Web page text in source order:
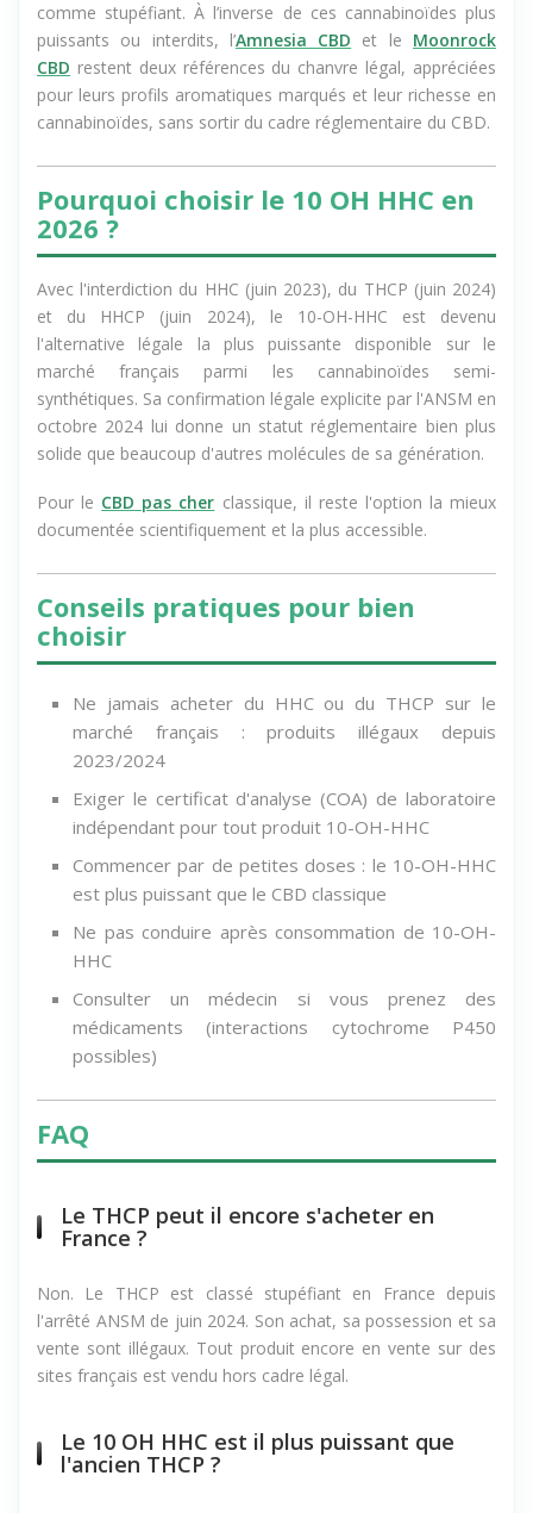
comme stupéfiant. À l’inverse de ces cannabinoïdes plus
puissants ou interdits, l’Amnesia CBD et le Moonrock
CBD restent deux références du chanvre légal, appréciées
pour leurs profils aromatiques marqués et leur richesse en
cannabinoïdes, sans sortir du cadre réglementaire du CBD.
Pourquoi choisir le 10 OH HHC en
2026 ?
Avec l'interdiction du HHC (juin 2023), du THCP (juin 2024)
et du HHCP (juin 2024), le 10-OH-HHC est devenu
l'alternative légale la plus puissante disponible sur le
marché français parmi les cannabinoïdes semi-
synthétiques. Sa confirmation légale explicite par l'ANSM en
octobre 2024 lui donne un statut réglementaire bien plus
solide que beaucoup d'autres molécules de sa génération.
Pour le CBD pas cher classique, il reste l'option la mieux
documentée scientifiquement et la plus accessible.
Conseils pratiques pour bien
choisir
Ne jamais acheter du HHC ou du THCP sur le
marché français : produits illégaux depuis
2023/2024
Exiger le certificat d'analyse (COA) de laboratoire
indépendant pour tout produit 10-OH-HHC
Commencer par de petites doses : le 10-OH-HHC
est plus puissant que le CBD classique
Ne pas conduire après consommation de 10-OH-
HHC
Consulter un médecin si vous prenez des
médicaments (interactions cytochrome P450
possibles)
FAQ
Le THCP peut il encore s'acheter en
France ?
Non. Le THCP est classé stupéfiant en France depuis
l'arrêté ANSM de juin 2024. Son achat, sa possession et sa
vente sont illégaux. Tout produit encore en vente sur des
sites français est vendu hors cadre légal.
Le 10 OH HHC est il plus puissant que
l'ancien THCP ?